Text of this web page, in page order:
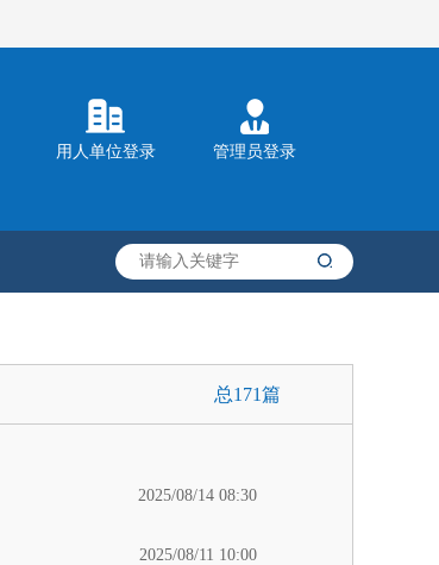
用人单位登录 管理员登录
总171篇
2025/08/14 08:30
2025/08/11 10:00